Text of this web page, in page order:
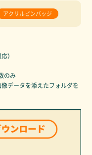
アクリルピンバッジ
）
のみ
データを添えたフォルダを